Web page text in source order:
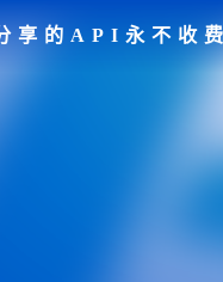
享的API永不收